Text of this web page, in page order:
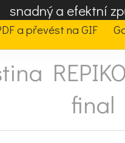
snadný a efektní
a převést na GIF
final